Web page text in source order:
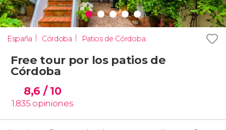
España Córdoba Patios de Córdoba
Free tour por los patios de
Córdoba
8,6 / 10
1.835 opiniones